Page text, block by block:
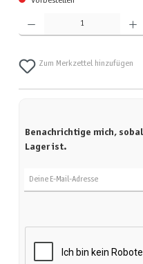
Produkt Anzahl: Gib den gewünschten
Zum Merkzettel hinzufügen
Benachrichtige mich,
Lager ist.